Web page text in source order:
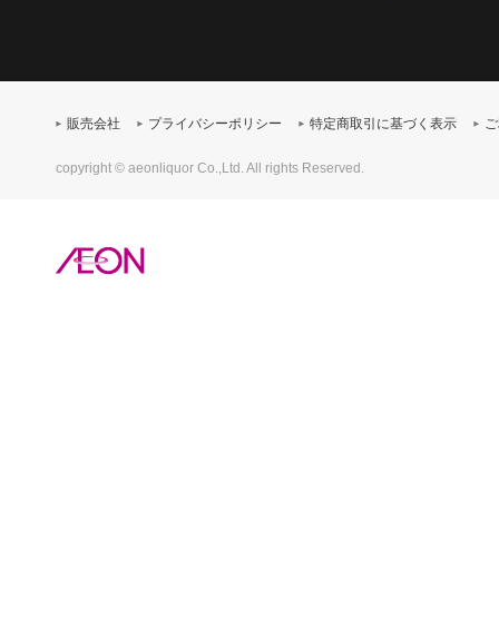
販売会社 プライバシーポリシー 特定商取引に基づく表示
copyright © aeonliquor Co.,Ltd. All rights Reserved.